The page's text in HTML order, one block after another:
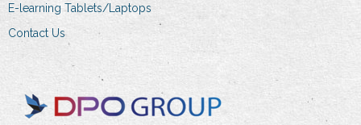
E-learning Tablets/Laptops
Contact Us